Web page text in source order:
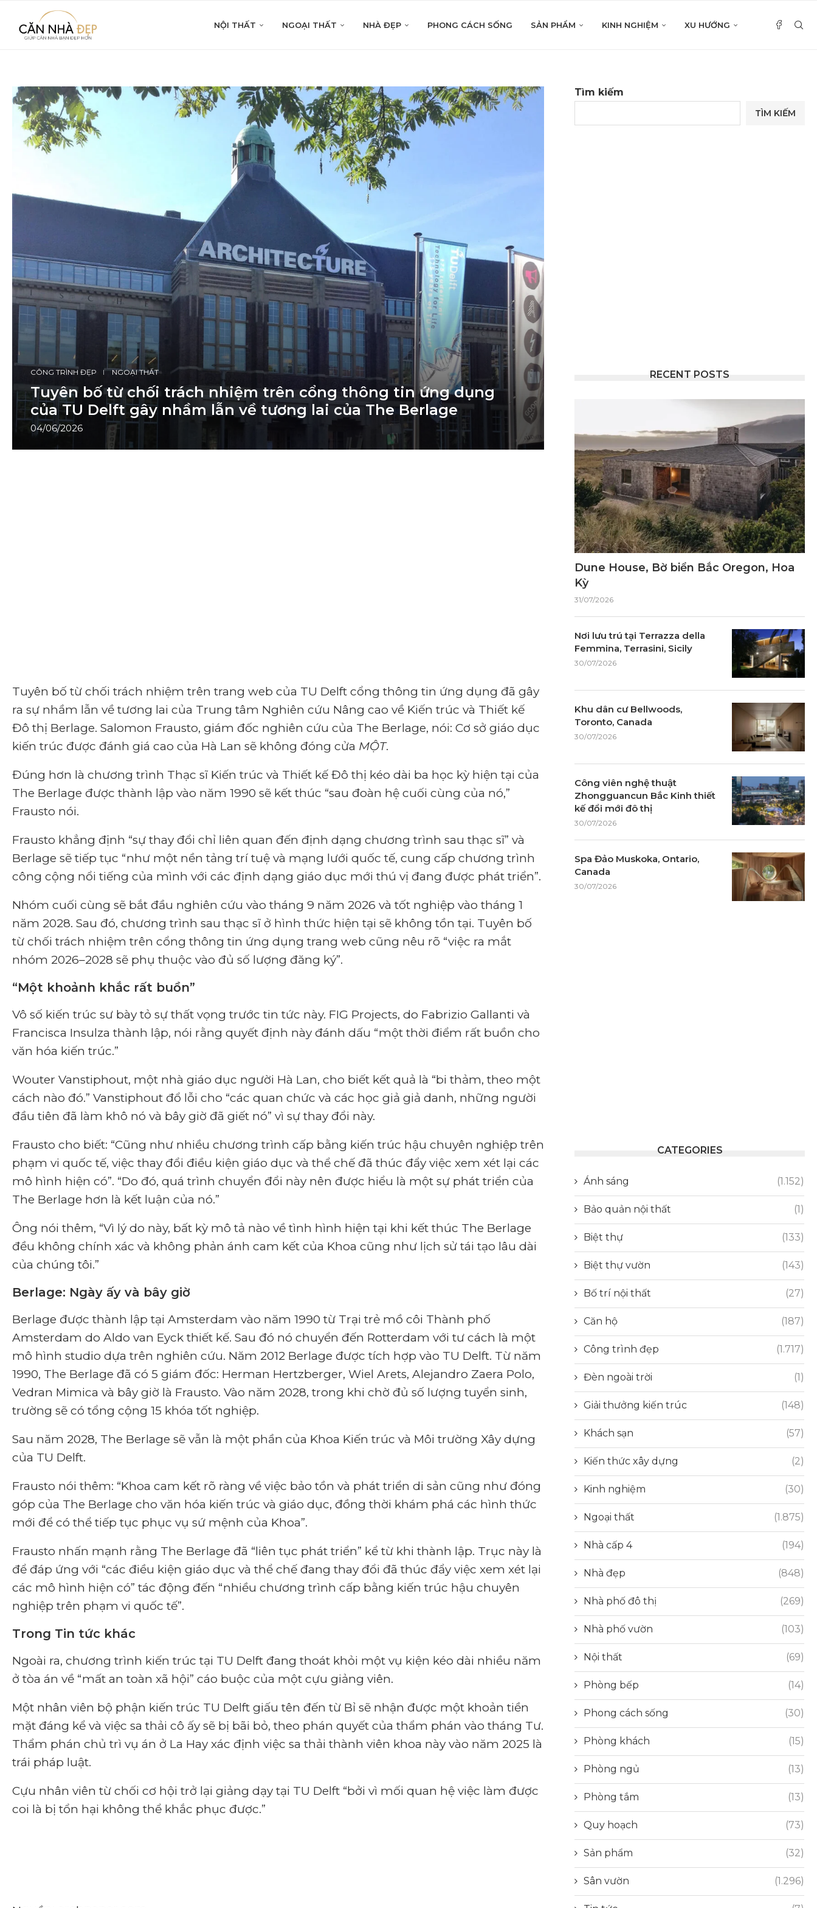
NỘI THẤT NGOẠI THẤT NHÀ ĐẸP PHONG CÁCH SỐNG SẢN PHẨM KINH NGHIỆM XU HƯỚNG
CÔNG TRÌNH ĐẸP NGOẠI THẤT
Tuyên bố từ chối trách nhiệm trên cổng thông tin ứng dụng
của TU Delft gây nhầm lẫn về tương lai của The Berlage
04/06/2026
Tuyên bố từ chối trách nhiệm trên trang web của TU Delft cổng thông tin ứng dụng đã gây
ra sự nhầm lẫn về tương lai của Trung tâm Nghiên cứu Nâng cao về Kiến trúc và Thiết kế
Đô thị Berlage. Salomon Frausto, giám đốc nghiên cứu của The Berlage, nói: Cơ sở giáo dục
kiến ​​trúc được đánh giá cao của Hà Lan sẽ không đóng cửa MỘT.
Đúng hơn là chương trình Thạc sĩ Kiến trúc và Thiết kế Đô thị kéo dài ba học kỳ hiện tại của
The Berlage được thành lập vào năm 1990 sẽ kết thúc “sau đoàn hệ cuối cùng của nó,”
Frausto nói.
Frausto khẳng định “sự thay đổi chỉ liên quan đến định dạng chương trình sau thạc sĩ” và
Berlage sẽ tiếp tục “như một nền tảng trí tuệ và mạng lưới quốc tế, cung cấp chương trình
công cộng nổi tiếng của mình với các định dạng giáo dục mới thú vị đang được phát triển”.
Nhóm cuối cùng sẽ bắt đầu nghiên cứu vào tháng 9 năm 2026 và tốt nghiệp vào tháng 1
năm 2028. Sau đó, chương trình sau thạc sĩ ở hình thức hiện tại sẽ không tồn tại. Tuyên bố
từ chối trách nhiệm trên cổng thông tin ứng dụng trang web cũng nêu rõ “việc ra mắt
nhóm 2026–2028 sẽ phụ thuộc vào đủ số lượng đăng ký”.
“Một khoảnh khắc rất buồn”
Vô số kiến ​​trúc sư bày tỏ sự thất vọng trước tin tức này. FIG Projects, do Fabrizio Gallanti và
Francisca Insulza thành lập, nói rằng quyết định này đánh dấu “một thời điểm rất buồn cho
văn hóa kiến ​​trúc.”
Wouter Vanstiphout, một nhà giáo dục người Hà Lan, cho biết kết quả là “bi thảm, theo một
cách nào đó.” Vanstiphout đổ lỗi cho “các quan chức và các học giả giả danh, những người
đầu tiên đã làm khô nó và bây giờ đã giết nó” vì sự thay đổi này.
Frausto cho biết: “Cũng như nhiều chương trình cấp bằng kiến ​​trúc hậu chuyên nghiệp trên
phạm vi quốc tế, việc thay đổi điều kiện giáo dục và thể chế đã thúc đẩy việc xem xét lại các
mô hình hiện có”. “Do đó, quá trình chuyển đổi này nên được hiểu là một sự phát triển của
The Berlage hơn là kết luận của nó.”
Ông nói thêm, “Vì lý do này, bất kỳ mô tả nào về tình hình hiện tại khi kết thúc The Berlage
đều không chính xác và không phản ánh cam kết của Khoa cũng như lịch sử tái tạo lâu dài
của chúng tôi.”
Berlage: Ngày ấy và bây giờ
Berlage được thành lập tại Amsterdam vào năm 1990 từ Trại trẻ mồ côi Thành phố
Amsterdam do Aldo van Eyck thiết kế. Sau đó nó chuyển đến Rotterdam với tư cách là một
mô hình studio dựa trên nghiên cứu. Năm 2012 Berlage được tích hợp vào TU Delft. Từ năm
1990, The Berlage đã có 5 giám đốc: Herman Hertzberger, Wiel Arets, Alejandro Zaera Polo,
Vedran Mimica và bây giờ là Frausto. Vào năm 2028, trong khi chờ đủ số lượng tuyển sinh,
trường sẽ có tổng cộng 15 khóa tốt nghiệp.
Sau năm 2028, The Berlage sẽ vẫn là một phần của Khoa Kiến trúc và Môi trường Xây dựng
của TU Delft.
Frausto nói thêm: “Khoa cam kết rõ ràng về việc bảo tồn và phát triển di sản cũng như đóng
góp của The Berlage cho văn hóa kiến ​​trúc và giáo dục, đồng thời khám phá các hình thức
mới để có thể tiếp tục phục vụ sứ mệnh của Khoa”.
Frausto nhấn mạnh rằng The Berlage đã “liên tục phát triển” kể từ khi thành lập. Trục này là
để đáp ứng với “các điều kiện giáo dục và thể chế đang thay đổi đã thúc đẩy việc xem xét lại
các mô hình hiện có” tác động đến “nhiều chương trình cấp bằng kiến ​​trúc hậu chuyên
nghiệp trên phạm vi quốc tế”.
Trong Tin tức khác
Ngoài ra, chương trình kiến ​​trúc tại TU Delft đang thoát khỏi một vụ kiện kéo dài nhiều năm
ở tòa án về “mất an toàn xã hội” cáo buộc của một cựu giảng viên.
Một nhân viên bộ phận kiến ​​trúc TU Delft giấu tên đến từ Bỉ sẽ nhận được một khoản tiền
mặt đáng kể và việc sa thải cô ấy sẽ bị bãi bỏ, theo phán quyết của thẩm phán vào tháng Tư.
Thẩm phán chủ trì vụ án ở La Hay xác định việc sa thải thành viên khoa này vào năm 2025 là
trái pháp luật.
Cựu nhân viên từ chối cơ hội trở lại giảng dạy tại TU Delft “bởi vì mối quan hệ việc làm được
coi là bị tổn hại không thể khắc phục được.”
Tìm kiếm
TÌM KIẾM
RECENT POSTS
Dune House, Bờ biển Bắc Oregon, Hoa
Kỳ
31/07/2026
Nơi lưu trú tại Terrazza della
Femmina, Terrasini, Sicily
30/07/2026
Khu dân cư Bellwoods,
Toronto, Canada
30/07/2026
Công viên nghệ thuật
Zhongguancun Bắc Kinh thiết
kế đổi mới đô thị
30/07/2026
Spa Đảo Muskoka, Ontario,
Canada
30/07/2026
CATEGORIES
Ánh sáng (1.152)
Bảo quản nội thất (1)
Biệt thự (133)
Biệt thự vườn (143)
Bố trí nội thất (27)
Căn hộ (187)
Công trình đẹp (1.717)
Đèn ngoài trời (1)
Giải thưởng kiến trúc (148)
Khách sạn (57)
Kiến thức xây dựng (2)
Kinh nghiệm (30)
Ngoại thất (1.875)
Nhà cấp 4 (194)
Nhà đẹp (848)
Nhà phố đô thị (269)
Nhà phố vườn (103)
Nội thất (69)
Phòng bếp (14)
Phong cách sống (30)
Phòng khách (15)
Phòng ngủ (13)
Phòng tắm (13)
Quy hoạch (73)
Sản phẩm (32)
Sân vườn (1.296)